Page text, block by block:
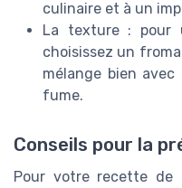
culinaire et à un
La texture : pour
choisissez un
mélange bien
fume.
Conseils pour la
Pour votre recette de